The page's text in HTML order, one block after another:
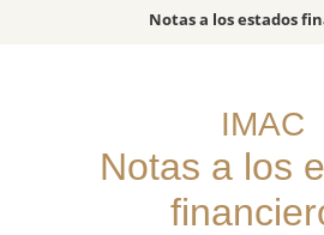
Notas a los estados
IMAC
Notas a los